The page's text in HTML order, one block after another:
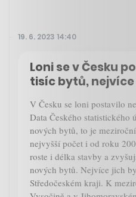
19. 6. 2023 14:40
Loni se v Česku
tisíc bytů, nejvíce
V Česku se loni postavilo
Data Českého statistického
nových bytů, to je
nejvyšší počet i od roku
roste i délka stavby a
nových bytů. Nejvíce jich
Středočeském kraji. K